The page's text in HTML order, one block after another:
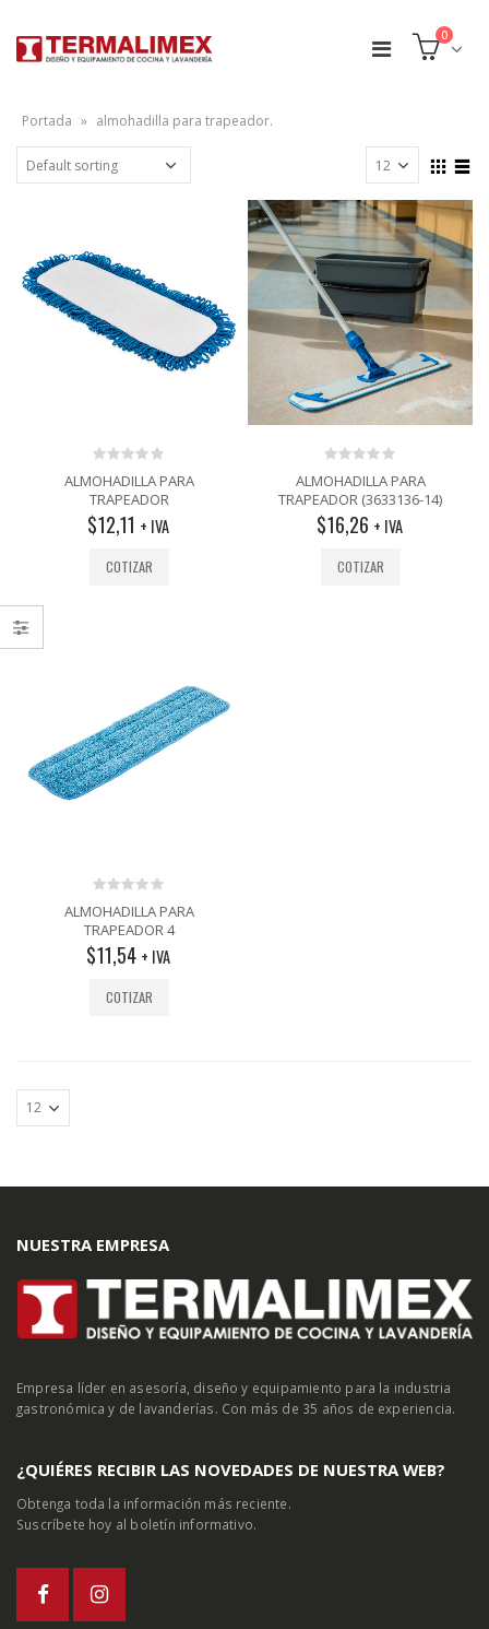
0
Portada » almohadilla para trapeador.
0
out
of
5
ALMOHADILLA PARA
TRAPEADOR
$12,11 + IVA
COTIZAR
0
out
of
5
ALMOHADILLA PARA
TRAPEADOR (3633136-14)
$16,26 + IVA
COTIZAR
0
out
of
5
ALMOHADILLA PARA
TRAPEADOR 4
$11,54 + IVA
COTIZAR
NUESTRA EMPRESA
Empresa líder en asesoría, diseño y equipamiento para la industria
gastronómica y de lavanderías. Con más de 35 años de experiencia.
¿QUIÉRES RECIBIR LAS NOVEDADES DE NUESTRA WEB?
Obtenga toda la información más reciente.
Suscríbete hoy al boletín informativo.